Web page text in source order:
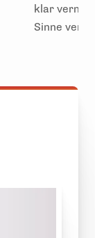
klar
Sinne